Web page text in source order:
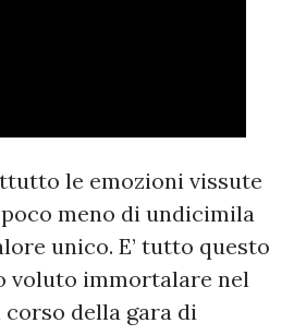
le emozioni vissute
meno di undicimila
unico. E’ tutto questo
voluto immortalare nel
corso della gara di